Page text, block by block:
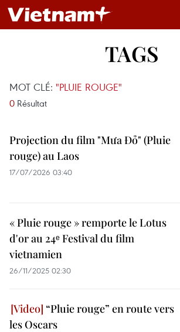
TAGS
MOT CLÉ: "PLUIE ROUGE"
0 Résultat
Projection du film "Mưa Đỏ" (Pluie
rouge) au Laos
17/07/2026 03:40
« Pluie rouge » remporte le Lotus
d'or au 24ᵉ Festival du film
vietnamien
26/11/2025 02:30
“Pluie rouge” en route vers
les Oscars